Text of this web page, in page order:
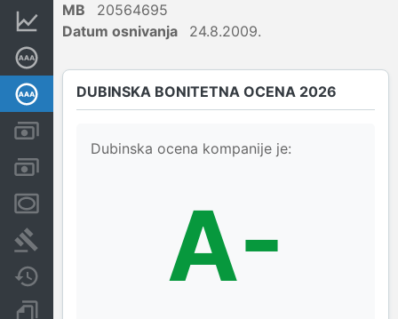
Dubinska bonitetna ocena
MB
20564695
Datum osnivanja
24.8.2009.
DUBINSKA BONITETNA OCENA 2026
Dubinska ocena kompanije je:
A-